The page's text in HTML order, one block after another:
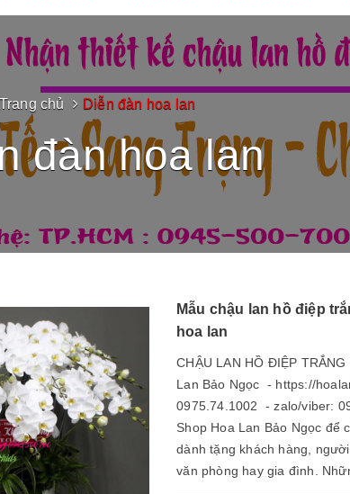
Trang chủ Diễn đàn hoa lan
đàn hoa lan
Mẫu chậu lan hồ điệp
hoa lan
CHẬU LAN HỒ ĐIỆP
Lan Bảo Ngọc - https://
0975.74.1002 - zalo/viber:
Shop Hoa Lan Bảo Ngọc để
dành tặng khách hàng,
văn phòng hay gia đình.